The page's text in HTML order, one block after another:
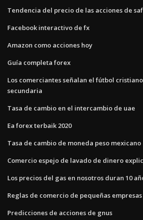
Tendencia del precio de las acciones de
Facebook interactivo de fx
Amazon como acciones hoy
Guía completa forex
Los comerciantes señalan el fútbol
secundaria
Tasa de cambio en el intercambio de uae
Ea forex terbaik 2020
Tasa de cambio de moneda peso mexicano
Comercio espejo de lavado de dinero
Los precios del gas en nosotros duran 10
Reglas de comercio de pequeñas empresas
Predicciones de acciones de gnus